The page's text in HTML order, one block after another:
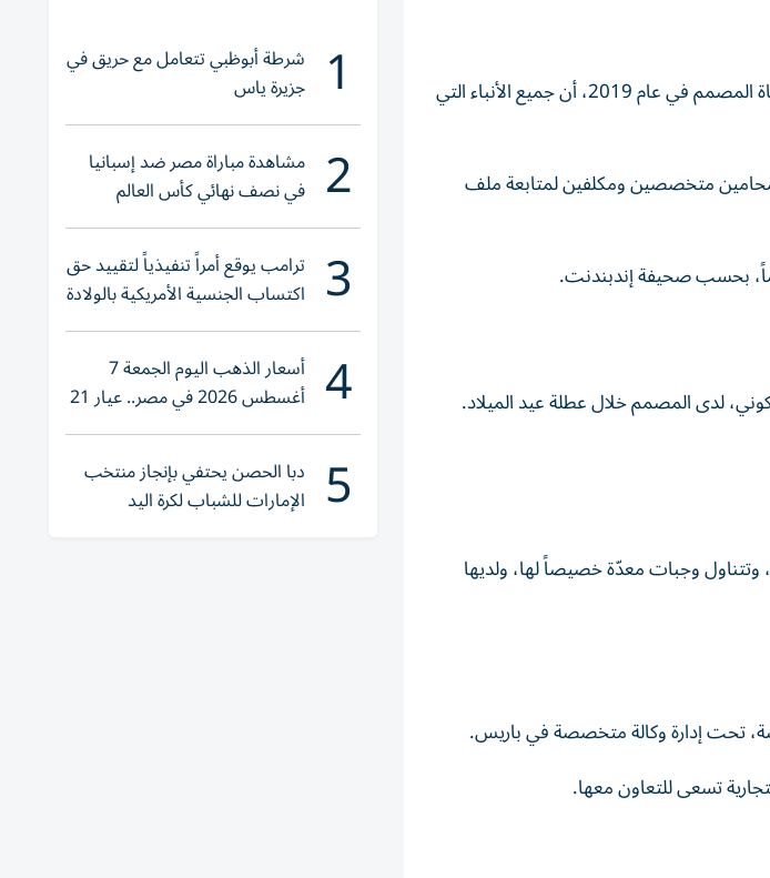
كشفت فرانسواز كاكوت، المدبرة السابقة لمنزل لاغرفيلد والمسؤولة عن رعاية القطة منذ وفاة المصمم في عام 2019، أن جميع الأنباء التي
محامين متخصصين ومكلفين لمتابعة ملف
وجبات معدّة خصيصاً لها، ولديها
تحت إدارة وكالة متخصصة في باريس.
1 شرطة أبوظبي تتعامل مع حريق في
جزيرة ياس
2 مشاهدة مباراة مصر ضد إسبانيا
في نصف نهائي كأس العالم
لناشئات اليد 2026
3 ترامب يوقع أمراً تنفيذياً لتقييد حق
اكتساب الجنسية الأمريكية بالولادة
4 أسعار الذهب اليوم الجمعة 7
أغسطس 2026 في مصر.. عيار 21
يقترب من هذا الرقم
5 دبا الحصن يحتفي بإنجاز منتخب
الإمارات للشباب لكرة اليد